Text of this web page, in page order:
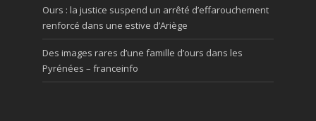
Ours : la justice suspend un arrêté d’effarouchement
renforcé dans une estive d’Ariège
Des images rares d’une famille d’ours dans les
Pyrénées – franceinfo